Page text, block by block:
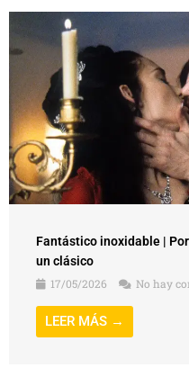
Fantástico inoxidable |
un clásico
17/05/2026
No hay
LEER MÁS →